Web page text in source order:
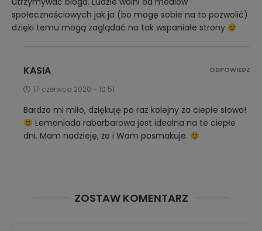
społecznościowych jak ja (bo mogę sobie na to pozwolić)
dzięki temu mogą zaglądać na tak wspaniałe strony
KASIA
17 czerwca 2020 - 10:51
Bardzo mi miło, dziękuję po raz kolejny za ciepłe słowa!
Lemoniada rabarbarowa jest idealna na te ciepłe
dni. Mam nadzieję, że i Wam posmakuje.
ODPOWIEDZ
ZOSTAW KOMENTARZ